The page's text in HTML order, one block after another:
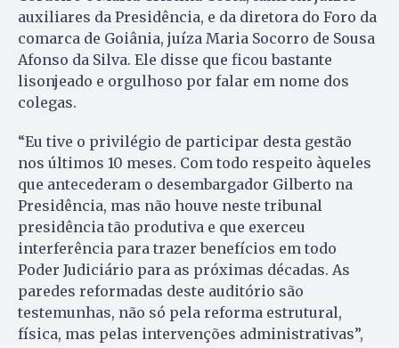
auxiliares da Presidência, e da diretora do Foro da
comarca de Goiânia, juíza Maria Socorro de Sousa
Afonso da Silva. Ele disse que ficou bastante
lisonjeado e orgulhoso por falar em nome dos
colegas.
“Eu tive o privilégio de participar desta gestão
nos últimos 10 meses. Com todo respeito àqueles
que antecederam o desembargador Gilberto na
Presidência, mas não houve neste tribunal
presidência tão produtiva e que exerceu
interferência para trazer benefícios em todo
Poder Judiciário para as próximas décadas. As
paredes reformadas deste auditório são
testemunhas, não só pela reforma estrutural,
física, mas pelas intervenções administrativas”,